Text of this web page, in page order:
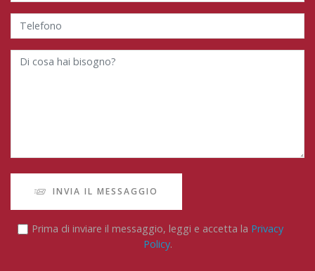
INVIA IL MESSAGGIO
Prima di inviare il messaggio, leggi e accetta la Privacy
Policy.